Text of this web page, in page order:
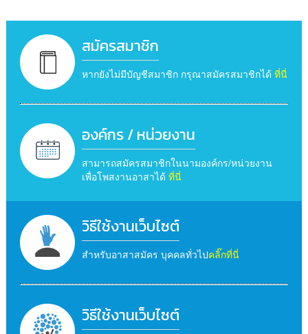
สมัครสมาชิก
หากยังไม่มีบัญชีสมาชิก กรุณาสมัครสมาชิกได้ ที่นี่
องค์กร / หน่วยงาน
สามารถสมัครสมาชิกในนามองค์กร/หน่วยงาน
เพื่อโพสงานอาสาได้ ที่นี่
วิธีใช้งานเว็บไซต์
สำหรับอาสาสมัคร บุคคลทั่วไปคลิ๊กที่นี่
วิธีใช้งานเว็บไซต์